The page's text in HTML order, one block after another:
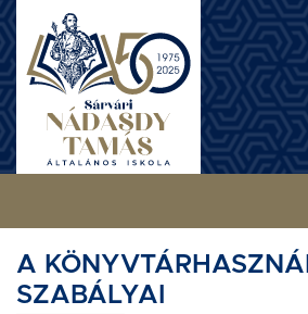
A
SZABÁLYAI